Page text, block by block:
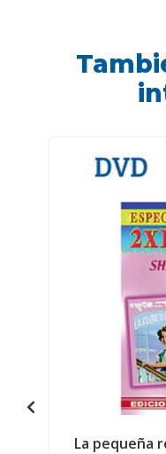
La pequeña